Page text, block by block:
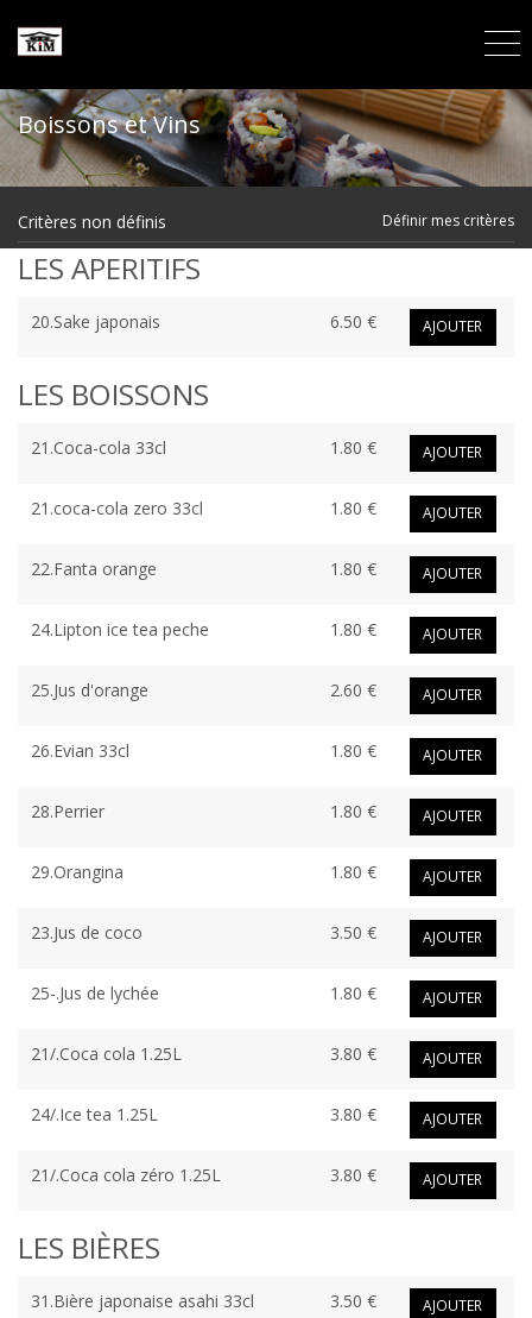
Boissons et Vins
Critères non définis Définir mes critères
LES APERITIFS
20.Sake japonais 6.50 € AJOUTER
LES BOISSONS
21.Coca-cola 33cl 1.80 € AJOUTER
21.coca-cola zero 33cl 1.80 € AJOUTER
22.Fanta orange 1.80 € AJOUTER
24.Lipton ice tea peche 1.80 € AJOUTER
25.Jus d'orange 2.60 € AJOUTER
26.Evian 33cl 1.80 € AJOUTER
28.Perrier 1.80 € AJOUTER
29.Orangina 1.80 € AJOUTER
23.Jus de coco 3.50 € AJOUTER
25-.Jus de lychée 1.80 € AJOUTER
21/.Coca cola 1.25L 3.80 € AJOUTER
24/.Ice tea 1.25L 3.80 € AJOUTER
21/.Coca cola zéro 1.25L 3.80 € AJOUTER
LES BIÈRES
31.Bière japonaise asahi 33cl 3.50 € AJOUTER